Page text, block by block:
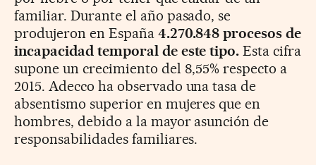
familiar. Durante el año pasado, se
produjeron en España 4.270.848 procesos de
incapacidad temporal de este tipo. Esta cifra
supone un crecimiento del 8,55% respecto a
2015. Adecco ha observado una tasa de
absentismo superior en mujeres que en
hombres, debido a la mayor asunción de
responsabilidades familiares.